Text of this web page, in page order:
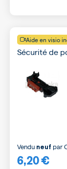
Aide en visio
Sécurité de
6,20 €
Vendu neuf par